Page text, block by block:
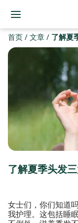
首页/文章/ 了解夏
了解夏季头发
女士们，你们知道
我护理。这包括睡